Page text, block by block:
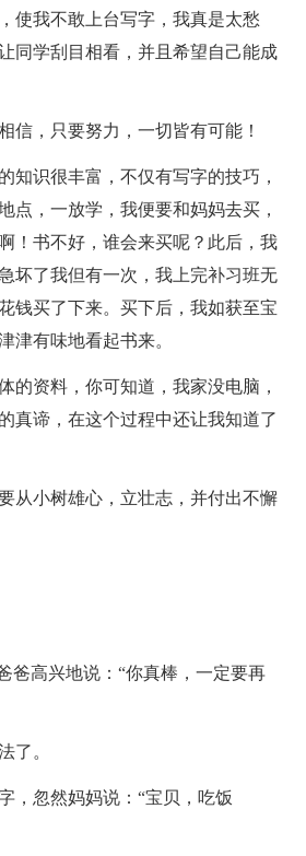
使我不敢上台写字，我真是太愁
同学刮目相看，并且希望自己能成
，只要努力，一切皆有可能！
识很丰富，不仅有写字的技巧，
点，一放学，我便要和妈妈去买，
！书不好，谁会来买呢？此后，我
坏了我但有一次，我上完补习班无
钱买了下来。买下后，我如获至宝
津有味地看起书来。
资料，你可知道，我家没电脑，
真谛，在这个过程中还让我知道了
小树雄心，立壮志，并付出不懈
高兴地说：“你真棒，一定要再
了。
忽然妈妈说：“宝贝，吃饭